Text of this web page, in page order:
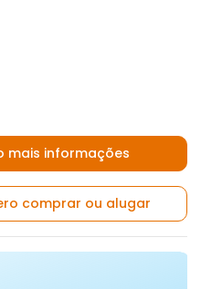
mais informações
comprar ou alugar